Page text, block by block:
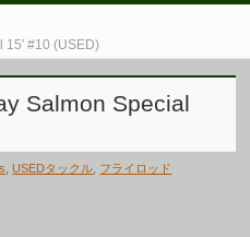
#10 (USED)
Salmon Special
,USEDタックル フライロッド